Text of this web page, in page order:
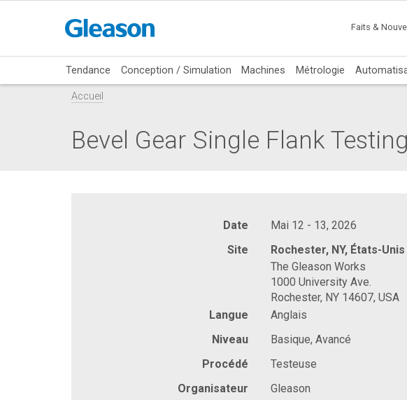
Faits &
Tendance Conception / Simulation Machines Métrologie
Accueil
Bevel Gear Single Flank Testing
Date
Mai 12 - 13, 2026
Site
Rochester, NY, États-Unis
The Gleason Works
1000 University Ave.
Rochester, NY 14607, USA
Langue
Anglais
Niveau
Basique, Avancé
Procédé
Testeuse
Organisateur
Gleason